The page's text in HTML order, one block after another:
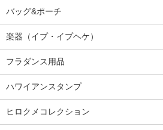
バッグ&ポーチ
楽器（イプ・イプヘケ）
フラダンス用品
ハワイアンスタンプ
ヒロクメコレクション